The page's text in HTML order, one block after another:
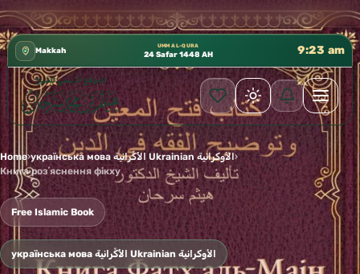
كتب الشيخ هيثم سرحان حفظه الله متوفرة مجانًا
Makkah
UMM AL-QURA
24 Safar 1448 AH 9:23 am
Home› українська мова الأُكْرانية Ukrainian الأوكرانية ›
Книга розʼяснення фікху
Free Islamic Book
українська мова الأُكْرانية Ukrainian الأوكرانية